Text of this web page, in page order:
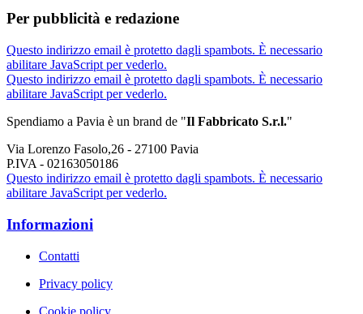
Per pubblicità e redazione
Questo indirizzo email è protetto dagli spambots. È necessario
abilitare JavaScript per vederlo.
Questo indirizzo email è protetto dagli spambots. È necessario
abilitare JavaScript per vederlo.
Spendiamo a Pavia è un brand de "Il Fabbricato S.r.l."
Via Lorenzo Fasolo,26 - 27100 Pavia
P.IVA - 02163050186
Questo indirizzo email è protetto dagli spambots. È necessario
abilitare JavaScript per vederlo.
Informazioni
Contatti
Privacy policy
Cookie policy